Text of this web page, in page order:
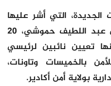
التي أشر عليها
المدير العام للأمن الوطني عبد اللطيف حموشي، 20
تعيين نائبين لرئيسي
بالخميسات وتاونات،
بولاية أمن أكادير.